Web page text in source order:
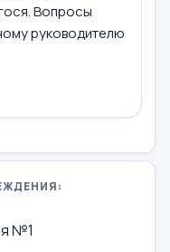
Вопросы
руководителю
№1